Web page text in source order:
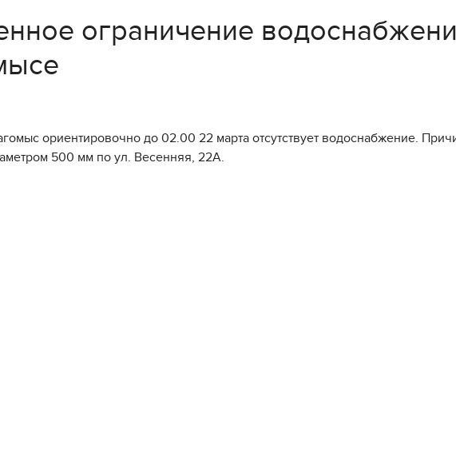
ограничение
ориентировочно до 02.00 22 марта отсутствует водоснабжение.
500 мм по ул. Весенняя, 22А.